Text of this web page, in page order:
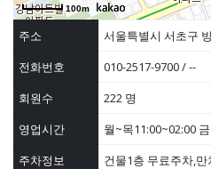
100m
주소
서울특별시 서초구
전화번호
010-2517-9700 / --
회원수
222 명
영업시간
월~목11:00~02:00
주차정보
건물1층 무료주차,